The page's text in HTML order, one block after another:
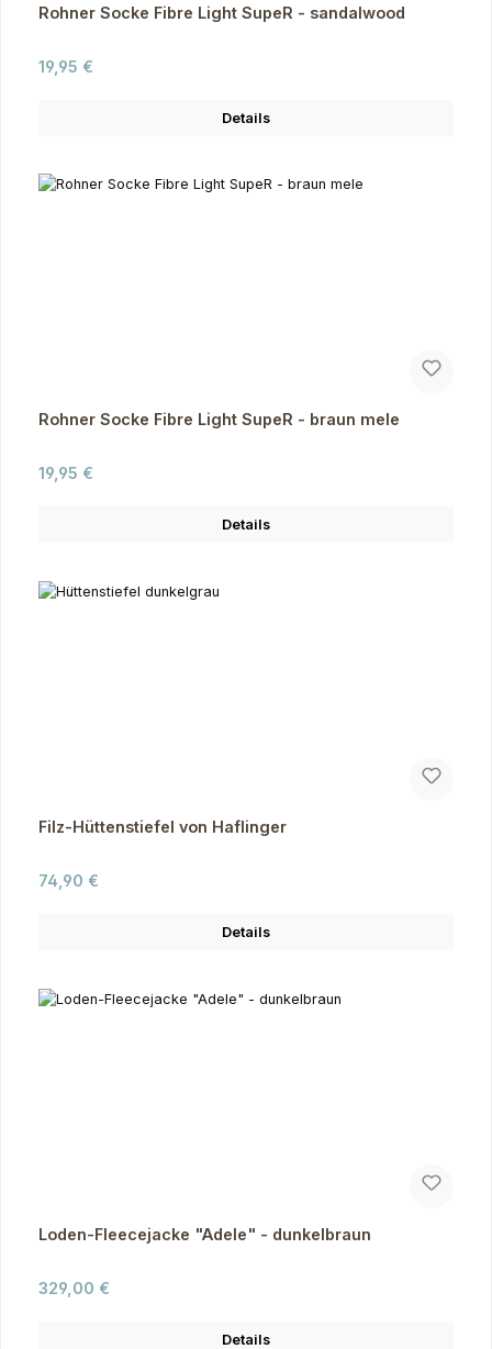
Rohner Socke Fibre Light SupeR - sandalwood
Regulärer Preis:
19,95 €
Details
Rohner Socke Fibre Light SupeR - braun mele
Regulärer Preis:
19,95 €
Details
Filz-Hüttenstiefel von Haflinger
Regulärer Preis:
74,90 €
Details
Loden-Fleecejacke "Adele" - dunkelbraun
Regulärer Preis:
329,00 €
Details